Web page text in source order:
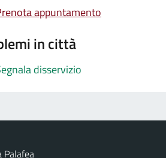
appuntamento
in città
disservizio
Palafea